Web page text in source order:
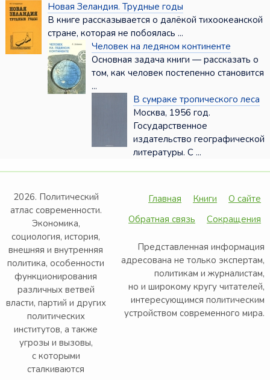
Новая Зеландия. Трудные годы
В книге рассказывается о далёкой тихоокеанской
стране, которая не побоялась ...
Человек на ледяном континенте
Основная задача книги — рассказать о
том, как человек постепенно становится
...
В сумраке тропического леса
Москва, 1956 год.
Государственное
издательство географической
литературы. С ...
2026. Политический
атлас современности.
Экономика,
социология, история,
внешняя и внутренняя
политика, особенности
функционирования
различных ветвей
власти, партий и других
политических
институтов, а также
угрозы и вызовы,
с которыми
сталкиваются
Главная Книги
О сайте
Обратная связь
Сокращения
Представленная информация
адресована не только экспертам,
политикам и журналистам,
но и широкому кругу читателей,
интересующимся политическим
устройством современного мира.